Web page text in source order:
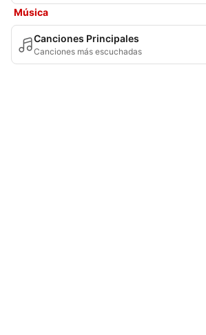
Música
Canciones Principales
Canciones más escuchadas